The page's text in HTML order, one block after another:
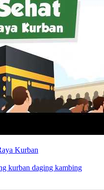
Kurban
kurban daging kambing